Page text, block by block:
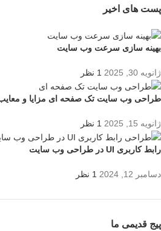
پست های اخیر
بهینه سازی سرعت وب سایت
ژانویه 30, 2025 1 نظر
طراحی وب سایت تک صفحه ای مزایا و
ژانویه 15, 2025 1 نظر
رابط کاربری UI در طراحی وب سایت
دسامبر 12, 2024 1 نظر
پیج قدیمی ما